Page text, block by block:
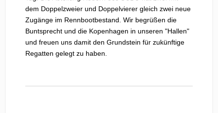
dem Doppelzweier und Doppelvierer gleich zwei neue
Zugänge im Rennbootbestand. Wir begrüßen die
Buntsprecht und die Kopenhagen in unseren "Hallen"
und freuen uns damit den Grundstein für zukünftige
Regatten gelegt zu haben.